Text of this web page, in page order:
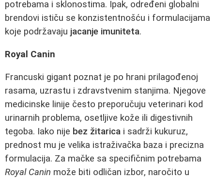
potrebama i sklonostima. Ipak, određeni globalni
brendovi ističu se konzistentnošću i formulacijama
koje podržavaju jacanje imuniteta.
Royal Canin
Francuski gigant poznat je po hrani prilagođenoj
rasama, uzrastu i zdravstvenim stanjima. Njegove
medicinske linije često preporučuju veterinari kod
urinarnih problema, osetljive kože ili digestivnih
tegoba. Iako nije bez žitarica i sadrži kukuruz,
prednost mu je velika istraživačka baza i precizna
formulacija. Za mačke sa specifičnim potrebama
Royal Canin može biti odličan izbor, naročito u